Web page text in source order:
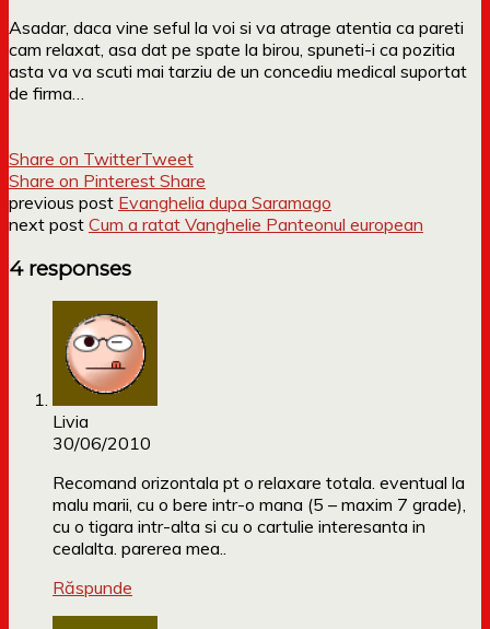
Asadar, daca vine seful la voi si va atrage atentia ca pareti
cam relaxat, asa dat pe spate la birou, spuneti-i ca pozitia
asta va va scuti mai tarziu de un concediu medical suportat
de firma…
Share on TwitterTweet
Share on Pinterest Share
previous post Evanghelia dupa Saramago
next post Cum a ratat Vanghelie Panteonul european
4 responses
Livia
30/06/2010
Recomand orizontala pt o relaxare totala. eventual la
malu marii, cu o bere intr-o mana (5 – maxim 7 grade),
cu o tigara intr-alta si cu o cartulie interesanta in
cealalta. parerea mea..
Răspunde